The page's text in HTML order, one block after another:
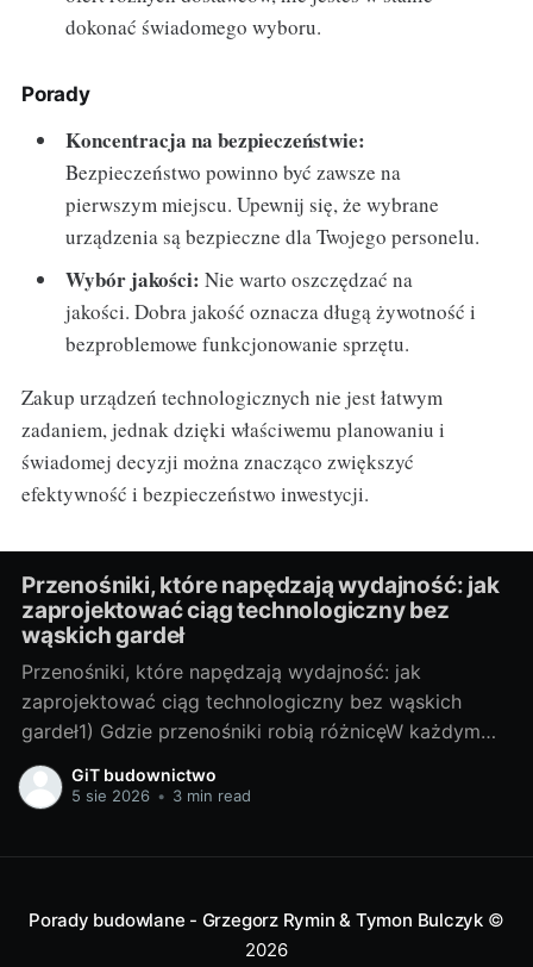
dokonać świadomego wyboru.
Porady
Koncentracja na bezpieczeństwie:
Bezpieczeństwo powinno być zawsze na
pierwszym miejscu. Upewnij się, że wybrane
urządzenia są bezpieczne dla Twojego personelu.
Wybór jakości: Nie warto oszczędzać na
jakości. Dobra jakość oznacza długą żywotność i
bezproblemowe funkcjonowanie sprzętu.
Zakup urządzeń technologicznych nie jest łatwym
zadaniem, jednak dzięki właściwemu planowaniu i
świadomej decyzji można znacząco zwiększyć
efektywność i bezpieczeństwo inwestycji.
Przenośniki, które napędzają wydajność: jak
zaprojektować ciąg technologiczny bez
wąskich gardeł
Przenośniki, które napędzają wydajność: jak
zaprojektować ciąg technologiczny bez wąskich
gardeł1) Gdzie przenośniki robią różnicęW każdym
zakładzie, w którym materiał trzeba przesunąć z
punktu A do B, przenośniki decydują o tempie i
GiT budownictwo
5 sie 2026 • 3 min read
Porady budowlane - Grzegorz Rymin & Tymon Bulczyk©
2026